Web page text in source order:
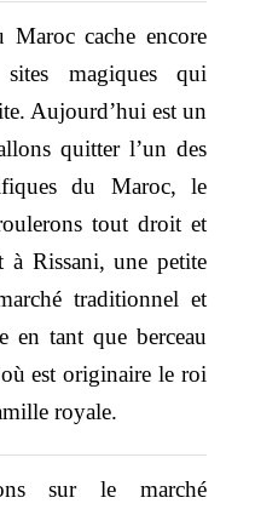
Maroc cache encore
magiques qui
Aujourd’hui est un
quitter l’un des
du Maroc, le
tout droit et
à Rissani, une petite
traditionnel et
en tant que berceau
est originaire le roi
royale.
sur le marché